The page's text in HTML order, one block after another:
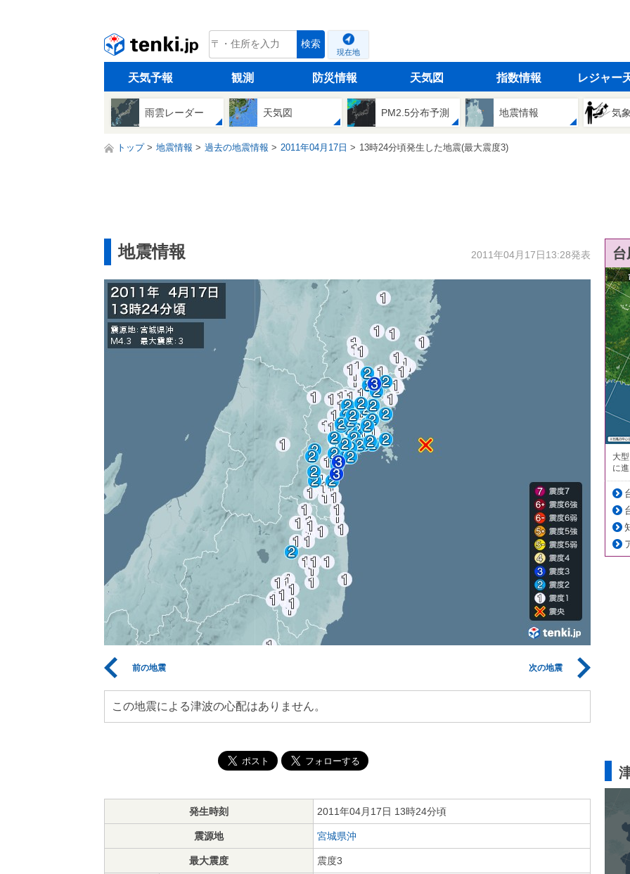
tenki.jp 検索
現在地
天気予報 観測 防災情報 天気図 指数情報 レジャー
雨雲レーダー 天気図 PM2.5分布予測 地震情報 気
トップ 地震情報 過去の地震情報 2011年04月17日 13時24分頃発生した地震(最大震度3)
地震情報 2011年04月17日13:28発表
前の地震 次の地震
この地震による津波の心配はありません。
発生時刻 2011年04月17日 13時24分頃
震源地 宮城県沖
最大震度 震度3
大
に